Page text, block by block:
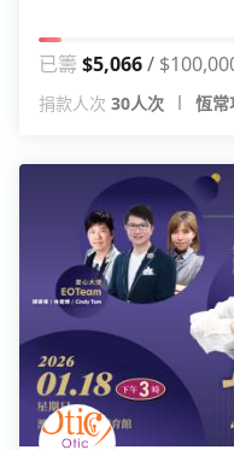
已籌 $5,066
捐款人次 30人次 恆常